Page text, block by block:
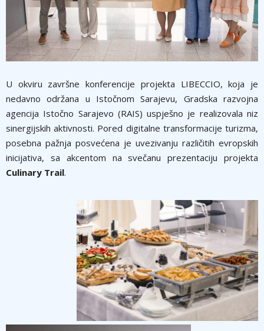
U okviru završne konferencije projekta LIBECCIO, koja je
nedavno održana u Istočnom Sarajevu, Gradska razvojna
agencija Istočno Sarajevo (RAIS) uspješno je realizovala niz
sinergijskih aktivnosti. Pored digitalne transformacije turizma,
posebna pažnja posvećena je uvezivanju različitih evropskih
inicijativa, sa akcentom na svečanu prezentaciju projekta
Culinary Trail.